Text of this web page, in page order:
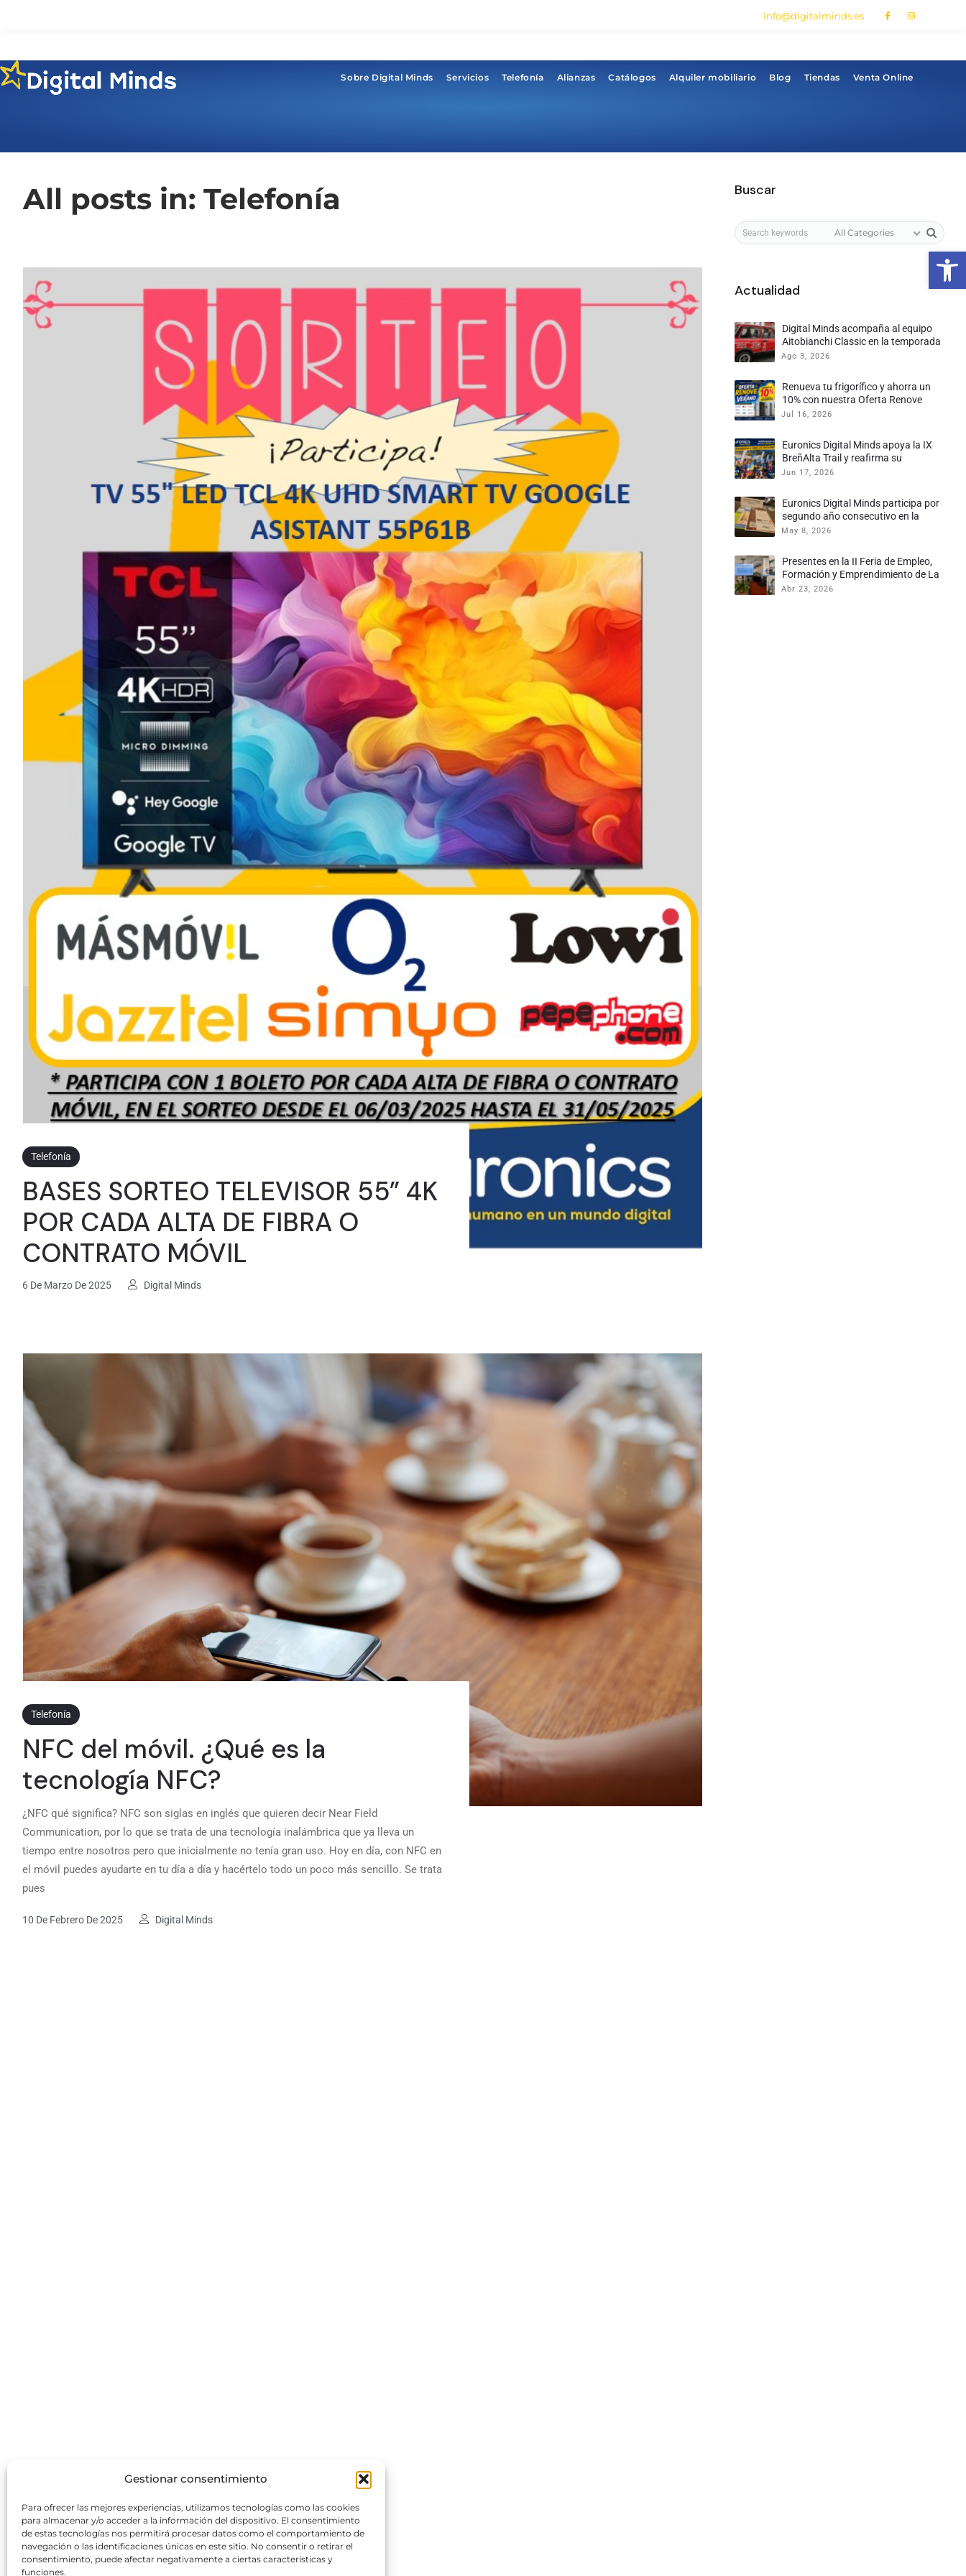
Gestionar consentimiento
Para ofrecer las mejores experiencias, utilizamos tecnologías como las cookies
para almacenar y/o acceder a la información del dispositivo. El consentimiento
de estas tecnologías nos permitirá procesar datos como el comportamiento de
navegación o las identificaciones únicas en este sitio. No consentir o retirar el
consentimiento, puede afectar negativamente a ciertas características y
funciones.
info@digitalminds.es
Sobre Digital Minds Servicios Telefonía Alianzas Catálogos Alquiler mobiliario Blog Tiendas Venta Online
All posts in: Telefonía
Telefonía
BASES SORTEO TELEVISOR 55” 4K
POR CADA ALTA DE FIBRA O
CONTRATO MÓVIL
6 De Marzo De 2025 Digital Minds
Telefonía
NFC del móvil. ¿Qué es la
tecnología NFC?
¿NFC qué significa? NFC son siglas en inglés que quieren decir Near Field
Communication, por lo que se trata de una tecnología inalámbrica que ya lleva un
tiempo entre nosotros pero que inicialmente no tenía gran uso. Hoy en día, con NFC en
el móvil puedes ayudarte en tu día a día y hacértelo todo un poco más sencillo. Se trata
pues
10 De Febrero De 2025 Digital Minds
Buscar
All Categories
Actualidad
Digital Minds acompaña al equipo
Aitobianchi Classic en la temporada
2026
Ago 3, 2026
Renueva tu frigorífico y ahorra un
10% con nuestra Oferta Renove
Jul 16, 2026
Euronics Digital Minds apoya la IX
BreñAlta Trail y reafirma su
compromiso con el deporte palmero
Jun 17, 2026
Euronics Digital Minds participa por
segundo año consecutivo en la
Tertulia – Mesa de Trabajo de la
May 8, 2026
Presentes en la II Feria de Empleo,
Formación y Emprendimiento de La
Palma
Abr 23, 2026